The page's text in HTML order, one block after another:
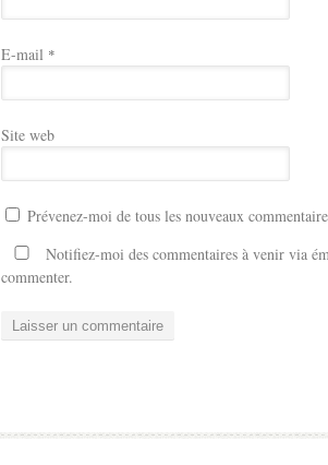
E-mail *
Site web
Prévenez-moi de tous les nouveaux
Notifiez-moi des commentaires à venir via
commenter.